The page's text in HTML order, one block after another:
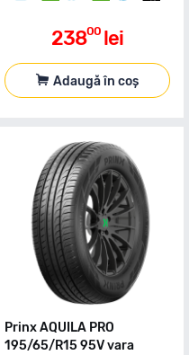
23800 lei
Adaugă în coș
Prinx AQUILA PRO
195/65/R15 95V vara